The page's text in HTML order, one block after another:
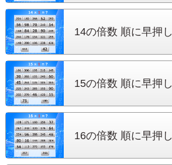
14の倍数 順に早押し
15の倍数 順に早押し
16の倍数 順に早押し